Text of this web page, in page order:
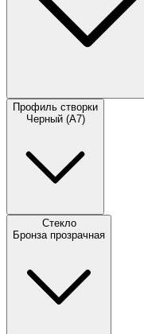
Профиль створки
Черный (A7)
Стекло
Бронза прозрачная